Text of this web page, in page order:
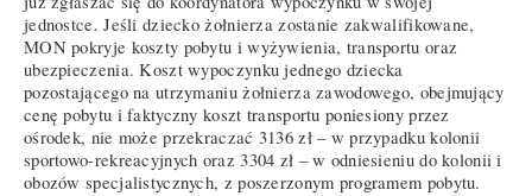
jednostce. Jeśli dziecko żołnierza zostanie zakwalifikowane,
MON pokryje koszty pobytu i wyżywienia, transportu oraz
ubezpieczenia. Koszt wypoczynku jednego dziecka
pozostającego na utrzymaniu żołnierza zawodowego, obejmujący
cenę pobytu i faktyczny koszt transportu poniesiony przez
ośrodek, nie może przekraczać 3136 zł – w przypadku kolonii
sportowo-rekreacyjnych oraz 3304 zł – w odniesieniu do kolonii i
obozów specjalistycznych, z poszerzonym programem pobytu.